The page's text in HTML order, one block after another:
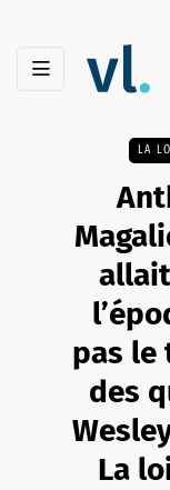
LA
pas le
des
La